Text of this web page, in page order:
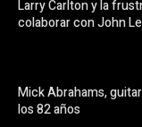
Larry Carlton y la
colaborar con John
Mick Abrahams,
los 82 años